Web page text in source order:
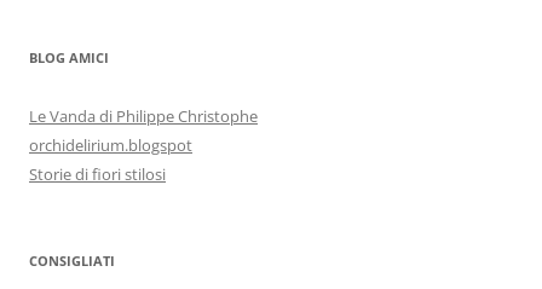
BLOG AMICI
Le Vanda di Philippe Christophe
orchidelirium.blogspot
Storie di fiori stilosi
CONSIGLIATI